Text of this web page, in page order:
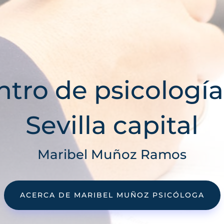
de
Sevilla capital
Maribel Muñoz Ramos
ACERCA DE MARIBEL MUÑOZ PSICÓLOGA